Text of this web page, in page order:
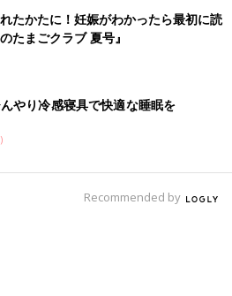
たかたに！妊娠がわかったら最初に読
たまごクラブ 夏号』
んやり冷感寝具で快適な睡眠を
Recommended by